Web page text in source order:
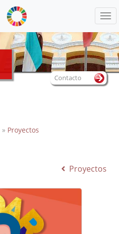
» Proyectos
Proyectos
Contacto